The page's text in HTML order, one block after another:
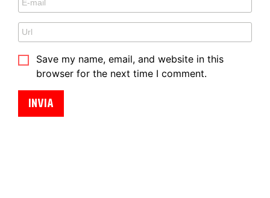
Save my name, email, and website in this
browser for the next time I comment.